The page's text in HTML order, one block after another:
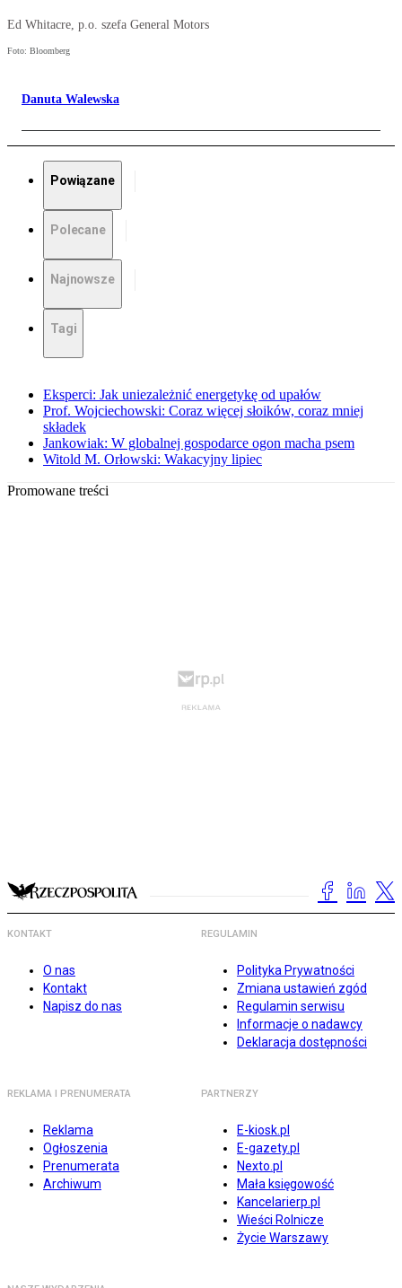
Ed Whitacre, p.o. szefa General Motors
Foto: Bloomberg
Danuta Walewska
Powiązane
Polecane
Najnowsze
Tagi
Eksperci: Jak uniezależnić energetykę od upałów
Prof. Wojciechowski: Coraz więcej słoików, coraz mniej
składek
Jankowiak: W globalnej gospodarce ogon macha psem
Witold M. Orłowski: Wakacyjny lipiec
Promowane treści
KONTAKT
O nas
Kontakt
Napisz do nas
REGULAMIN
Polityka Prywatności
Zmiana ustawień zgód
Regulamin serwisu
Informacje o nadawcy
Deklaracja dostępności
REKLAMA I PRENUMERATA
Reklama
Ogłoszenia
Prenumerata
Archiwum
PARTNERZY
E-kiosk.pl
E-gazety.pl
Nexto.pl
Mała księgowość
Kancelarierp.pl
Wieści Rolnicze
Życie Warszawy